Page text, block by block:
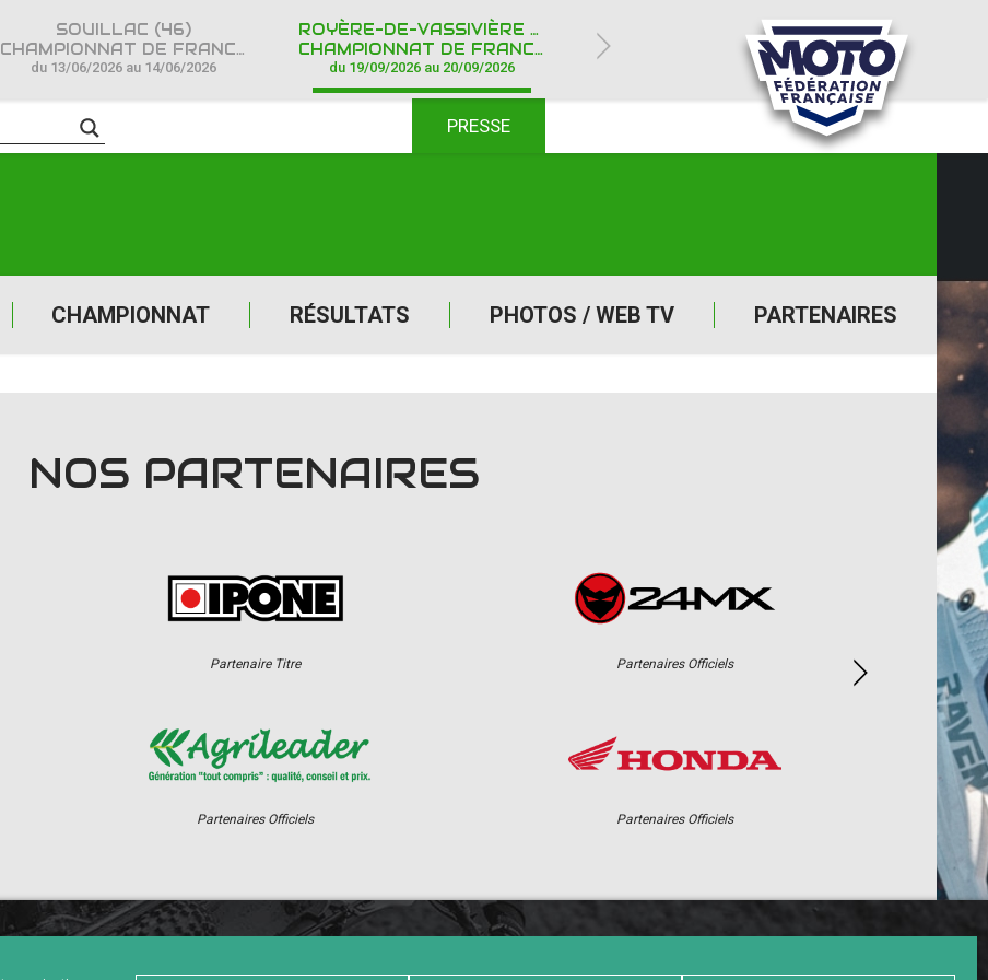
CHAMPIONNAT RÉSULTATS PHOTOS / WEB TV PARTENAIRES
PRESSE
SOUILLAC (46)
CHAMPIONNAT DE FRANCE CROSS COUNTRY IPONE
du 13/06/2026 au 14/06/2026
ROYÈRE-DE-VASSIVIÈRE (23)
CHAMPIONNAT DE FRANCE CROSS COUNTRY IPONE
du 19/09/2026 au 20/09/2026
NOS PARTENAIRES
Partenaire Titre
Partenaires Officiels
Partenaires Officiels
Partenaires Officiels
CHAMPIONNAT RÉSULTATS PHOTOS / WEB TV PARTENAIRES